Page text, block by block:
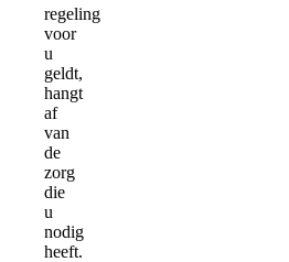
regeling
voor
u
geldt,
hangt
af
van
de
zorg
die
u
nodig
heeft.